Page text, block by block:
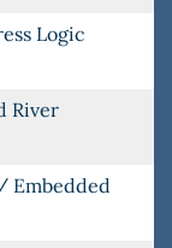
Logic
River
Embedded